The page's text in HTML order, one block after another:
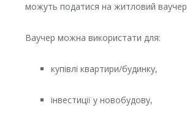
можуть податися на житловий ваучер
Ваучер можна використати для:
купівлі квартири/будинку,
інвестиції у новобудову,